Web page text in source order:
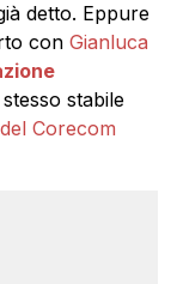
detto. Eppure
con Gianluca
stabile
Corecom